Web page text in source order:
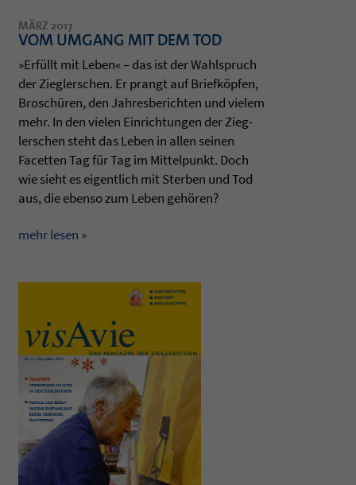
MÄRZ 2017
VOM UMGANG MIT DEM TOD
»Erfüllt mit Leben« – das ist der Wahl­spruch
der Zieg­ler­schen. Er prangt auf Briefköpfen,
Broschüren, den Jah­res­be­rich­ten und vie­lem
mehr. In den vie­len Ein­rich­tun­gen der Zieg­
ler­schen steht das Leben in allen sei­nen
Facet­ten Tag für Tag im Mit­tel­punkt. Doch
wie sieht es eigent­lich mit Ster­ben und Tod
aus, die ebenso zum Leben gehören?
mehr lesen »